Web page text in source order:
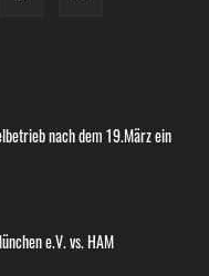
nach dem 19.März ein
e.V. vs. HAM